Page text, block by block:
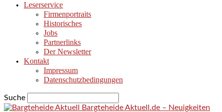
Leserservice
Firmenportraits
Historisches
Jobs
Partnerlinks
Der Newsletter
Kontakt
Impressum
Datenschutzbedingungen
Suche
Bargteheide Aktuell.de – Neuigkeiten